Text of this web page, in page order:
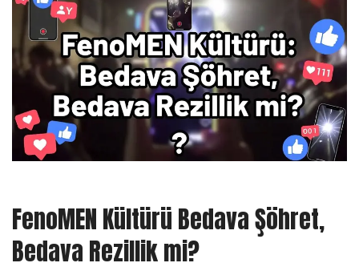
FenoMEN Kültürü Bedava Şöhret,
Bedava Rezillik mi?